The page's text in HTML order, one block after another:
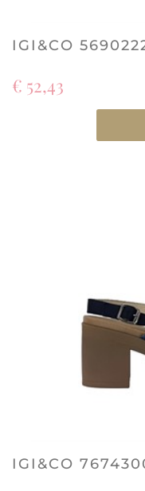
IGI&CO
€ 52,43
IGI&CO